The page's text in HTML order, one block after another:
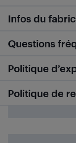
Infos du
Questions
Politique
Politique de